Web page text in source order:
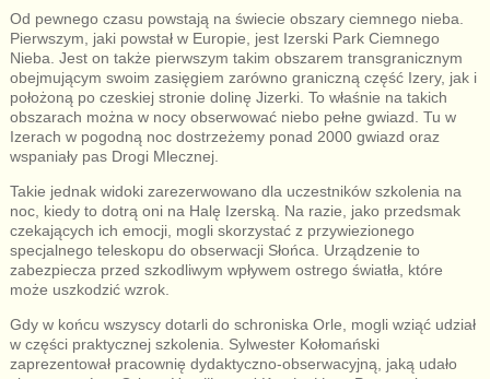
Od pewnego czasu powstają na świecie obszary ciemnego nieba.
Pierwszym, jaki powstał w Europie, jest Izerski Park Ciemnego
Nieba. Jest on także pierwszym takim obszarem transgranicznym
obejmującym swoim zasięgiem zarówno graniczną część Izery, jak i
położoną po czeskiej stronie dolinę Jizerki. To właśnie na takich
obszarach można w nocy obserwować niebo pełne gwiazd. Tu w
Izerach w pogodną noc dostrzeżemy ponad 2000 gwiazd oraz
wspaniały pas Drogi Mlecznej.
Takie jednak widoki zarezerwowano dla uczestników szkolenia na
noc, kiedy to dotrą oni na Halę Izerską. Na razie, jako przedsmak
czekających ich emocji, mogli skorzystać z przywiezionego
specjalnego teleskopu do obserwacji Słońca. Urządzenie to
zabezpiecza przed szkodliwym wpływem ostrego światła, które
może uszkodzić wzrok.
Gdy w końcu wszyscy dotarli do schroniska Orle, mogli wziąć udział
w części praktycznej szkolenia. Sylwester Kołomański
zaprezentował pracownię dydaktyczno-obserwacyjną, jaką udało